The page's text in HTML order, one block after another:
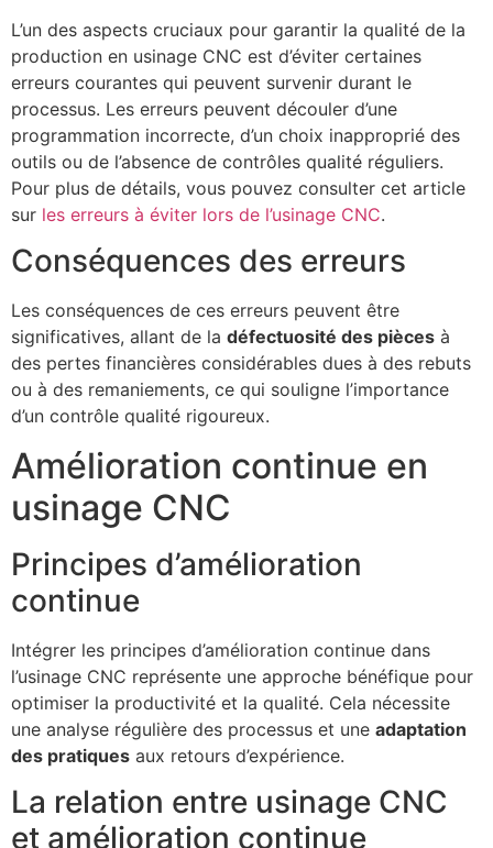
L’un des aspects cruciaux pour garantir la qualité de la
production en usinage CNC est d’éviter certaines
erreurs courantes qui peuvent survenir durant le
processus. Les erreurs peuvent découler d’une
programmation incorrecte, d’un choix inapproprié des
outils ou de l’absence de contrôles qualité réguliers.
Pour plus de détails, vous pouvez consulter cet article
sur les erreurs à éviter lors de l’usinage CNC.
Conséquences des erreurs
Les conséquences de ces erreurs peuvent être
significatives, allant de la défectuosité des pièces à
des pertes financières considérables dues à des rebuts
ou à des remaniements, ce qui souligne l’importance
d’un contrôle qualité rigoureux.
Amélioration continue en
usinage CNC
Principes d’amélioration
continue
Intégrer les principes d’amélioration continue dans
l’usinage CNC représente une approche bénéfique pour
optimiser la productivité et la qualité. Cela nécessite
une analyse régulière des processus et une adaptation
des pratiques aux retours d’expérience.
La relation entre usinage CNC
et amélioration continue